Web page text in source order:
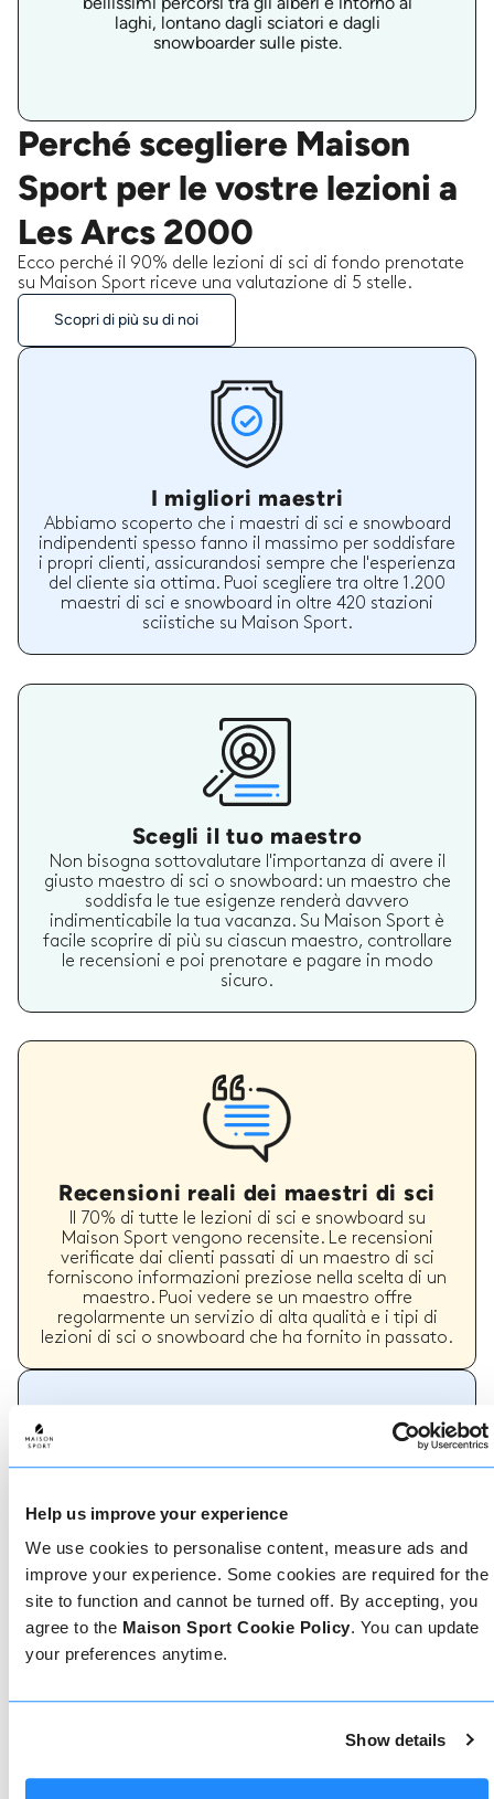
Help us improve your experience
We use cookies to personalise content, measure ads and
improve your experience. Some cookies are required for the
site to function and cannot be turned off. By accepting, you
agree to the Maison Sport Cookie Policy. You can update
your preferences anytime.
Show details
laghi, lontano dagli sciatori e dagli
snowboarder sulle piste.
Perché scegliere Maison
Sport per le vostre lezioni a
Les Arcs 2000
Ecco perché il 90% delle lezioni di sci di fondo prenotate
su Maison Sport riceve una valutazione di 5 stelle.
Scopri di più su di noi
I migliori maestri
Abbiamo scoperto che i maestri di sci e snowboard
indipendenti spesso fanno il massimo per soddisfare
i propri clienti, assicurandosi sempre che l'esperienza
del cliente sia ottima. Puoi scegliere tra oltre 1.200
maestri di sci e snowboard in oltre 420 stazioni
sciistiche su Maison Sport.
Scegli il tuo maestro
Non bisogna sottovalutare l'importanza di avere il
giusto maestro di sci o snowboard: un maestro che
soddisfa le tue esigenze renderà davvero
indimenticabile la tua vacanza. Su Maison Sport è
facile scoprire di più su ciascun maestro, controllare
le recensioni e poi prenotare e pagare in modo
sicuro.
Recensioni reali dei maestri di sci
Il 70% di tutte le lezioni di sci e snowboard su
Maison Sport vengono recensite. Le recensioni
verificate dai clienti passati di un maestro di sci
forniscono informazioni preziose nella scelta di un
maestro. Puoi vedere se un maestro offre
regolarmente un servizio di alta qualità e i tipi di
lezioni di sci o snowboard che ha fornito in passato.
Come prenotare
semplice, il nostro team di esperti è sempre a
o parlate con il nostro team se avete bisogno di
assistenza.
Prenota online